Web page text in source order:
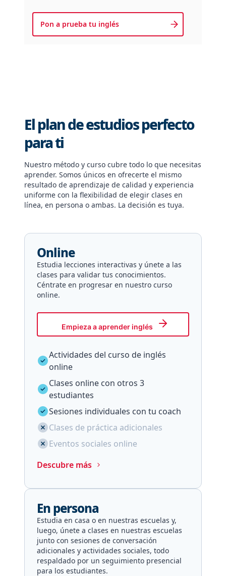
Pon a prueba tu inglés
El plan de estudios perfecto
para ti
Nuestro método y curso cubre todo lo que necesitas
aprender. Somos únicos en ofrecerte el mismo
resultado de aprendizaje de calidad y experiencia
uniforme con la flexibilidad de elegir clases en
línea, en persona o ambas. La decisión es tuya.
Online
Estudia lecciones interactivas y únete a las
clases para validar tus conocimientos.
Céntrate en progresar en nuestro curso
online.
Empieza a aprender inglés
Actividades del curso de inglés
online
Clases online con otros 3
estudiantes
Sesiones individuales con tu coach
Clases de práctica adicionales
Eventos sociales online
Descubre más
En persona
Estudia en casa o en nuestras escuelas y,
luego, únete a clases en nuestras escuelas
junto con sesiones de conversación
adicionales y actividades sociales, todo
respaldado por un seguimiento presencial
para los estudiantes.